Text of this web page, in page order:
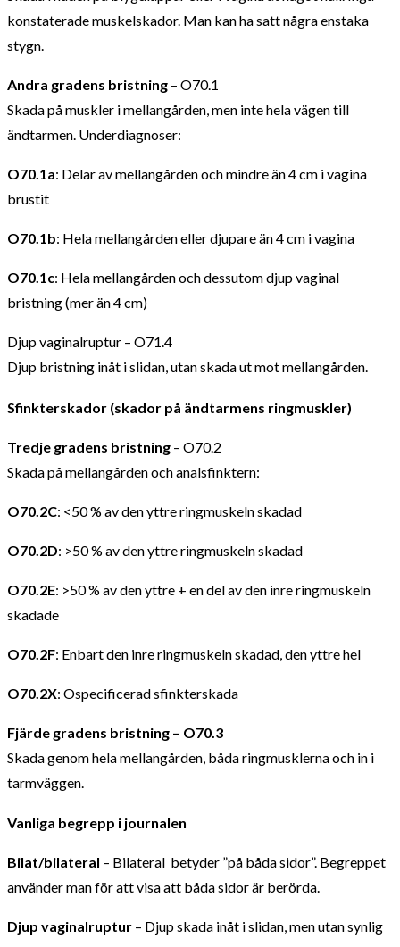
konstaterade muskelskador. Man kan ha satt några enstaka
stygn.
Andra gradens bristning – O70.1
Skada på muskler i mellangården, men inte hela vägen till
ändtarmen. Underdiagnoser:
O70.1a: Delar av mellangården och mindre än 4 cm i vagina
brustit
O70.1b: Hela mellangården eller djupare än 4 cm i vagina
O70.1c: Hela mellangården och dessutom djup vaginal
bristning (mer än 4 cm)
Djup vaginalruptur – O71.4
Djup bristning inåt i slidan, utan skada ut mot mellangården.
Sfinkterskador (skador på ändtarmens ringmuskler)
Tredje gradens bristning – O70.2
Skada på mellangården och analsfinktern:
O70.2C: <50 % av den yttre ringmuskeln skadad
O70.2D: >50 % av den yttre ringmuskeln skadad
O70.2E: >50 % av den yttre + en del av den inre ringmuskeln
skadade
O70.2F: Enbart den inre ringmuskeln skadad, den yttre hel
O70.2X: Ospecificerad sfinkterskada
Fjärde gradens bristning – O70.3
Skada genom hela mellangården, båda ringmusklerna och in i
tarmväggen.
Vanliga begrepp i journalen
Bilat/bilateral – Bilateral betyder ”på båda sidor”. Begreppet
använder man för att visa att båda sidor är berörda.
Djup vaginalruptur – Djup skada inåt i slidan, men utan synlig